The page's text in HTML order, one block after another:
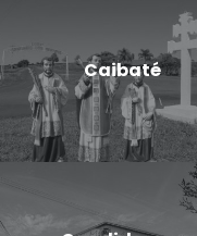
Caibaté